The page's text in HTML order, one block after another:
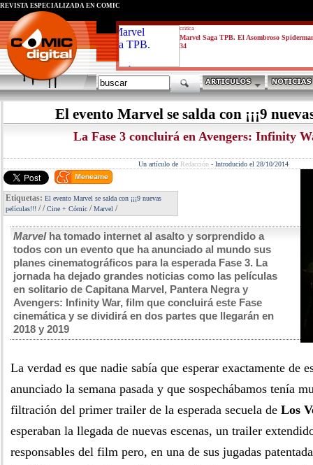
critica
Marvel Saga TPB. El Asombroso
34
REVISTA ESPECIALIZADA EN CÓMIC
El evento Marvel se salda con ¡¡¡9
La Fase 3 concluirá en Avengers: Infinity
Un artículo de Redacción - Introducido el 28/10/2014
Etiquetas: El evento Marvel se salda con ¡¡¡9 nuevas
películas!!! //Cine + Cómic /Marvel /
Marvelha tomado internet al asalto y sorprendido a
todos con un evento que ha anunciado al mundo sus
planes cinematográficos para la esperada Fase 3. La
jornada ha dejado grandes noticias como las películas
en solitario de Capitana Marvel, Pantera Negra y
Avengers: Infinity War, film que concluirá este Fase
cinemática y se dividirá en dos partes que llegarán en
2018 y 2019
La verdad es que nadie sabía que esperar exactamente de
anunciado la semana pasada y que sospechábamos tenía
filtración del primer trailer de la esperada secuela de Los
esperaban la llegada de nuevas escenas, un trailer
responsables del film pero, en una de sus jugadas